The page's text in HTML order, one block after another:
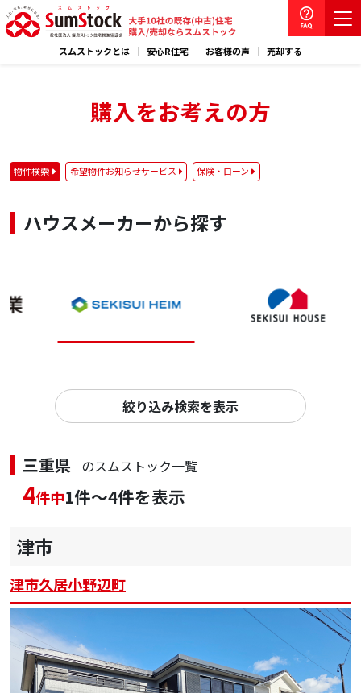
スムストックとは 安心R住宅 お客様の声 売却する
購入をお考えの方
物件検索 希望物件お知らせサービス 保険・ローン
ハウスメーカーから探す
絞り込み検索を表示
三重県 のスムストック一覧
4件中1件～4件を表示
津市
津市久居小野辺町